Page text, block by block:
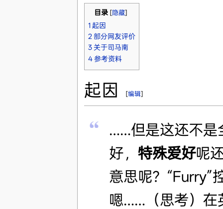
目录 [隐藏]
1 起因
2 部分网友评价
3 关于司马南
4 参考资料
起因 [编辑]
……但是这还不是
好， 特殊爱好呢
意思呢？“Furry”
嗯……（思考）在